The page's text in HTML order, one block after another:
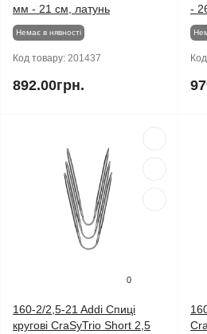
мм - 21 см, латунь
Немає в нявності
Код товару: 201437
892.00грн.
-
0
160-2/2,5-21 Addi Спиці
кругові CraSyTrio Short 2,5